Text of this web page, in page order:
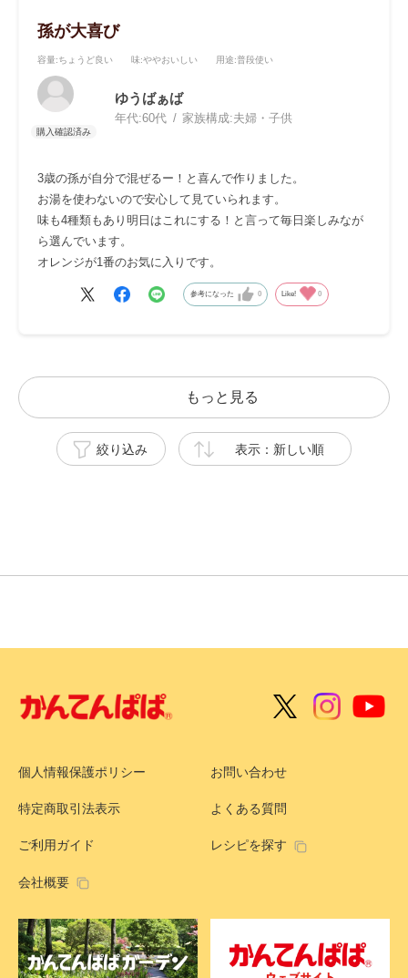
孫が大喜び
容量:ちょうど良い 味:ややおいしい 用途:普段使い
ゆうばぁば
年代:60代 家族構成:夫婦・子供
3歳の孫が自分で混ぜるー！と喜んで作りました。
お湯を使わないので安心して見ていられます。
味も4種類もあり明日はこれにする！と言って毎日楽しみなが
ら選んでいます。
オレンジが1番のお気に入りです。
参考になった 0 Like! 0
もっと見る
絞り込み 表示：新しい順
個人情報保護ポリシー お問い合わせ
特定商取引法表示 よくある質問
ご利用ガイド レシピを探す
会社概要